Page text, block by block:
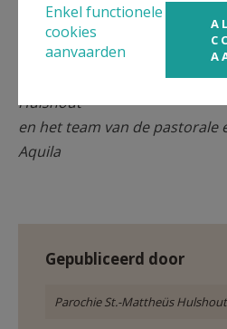
Wouter en Chris, samen met
Hulshout
en het team van de pastorale
Aquila
Gepubliceerd door
Parochie St.-Mattheüs Hulshout
Enkel functionele
cookies
aanvaarden